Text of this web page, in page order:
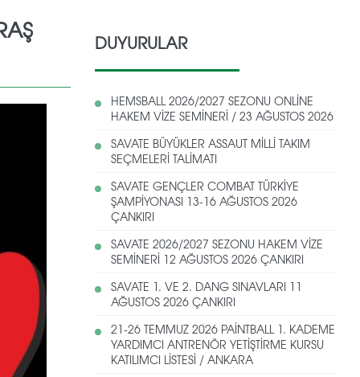
DUYURULAR
HEMSBALL 2026/2027 SEZONU ONLİNE
HAKEM VİZE SEMİNERİ / 23 AĞUSTOS 2026
SAVATE BÜYÜKLER ASSAUT MİLLİ TAKIM
SEÇMELERİ TALİMATI
SAVATE GENÇLER COMBAT TÜRKİYE
ŞAMPİYONASI 13-16 AĞUSTOS 2026
ÇANKIRI
SAVATE 2026/2027 SEZONU HAKEM VİZE
SEMİNERİ 12 AĞUSTOS 2026 ÇANKIRI
SAVATE 1. VE 2. DANG SINAVLARI 11
AĞUSTOS 2026 ÇANKIRI
21-26 TEMMUZ 2026 PAİNTBALL 1. KADEME
YARDIMCI ANTRENÖR YETİŞTİRME KURSU
KATILIMCI LİSTESİ / ANKARA